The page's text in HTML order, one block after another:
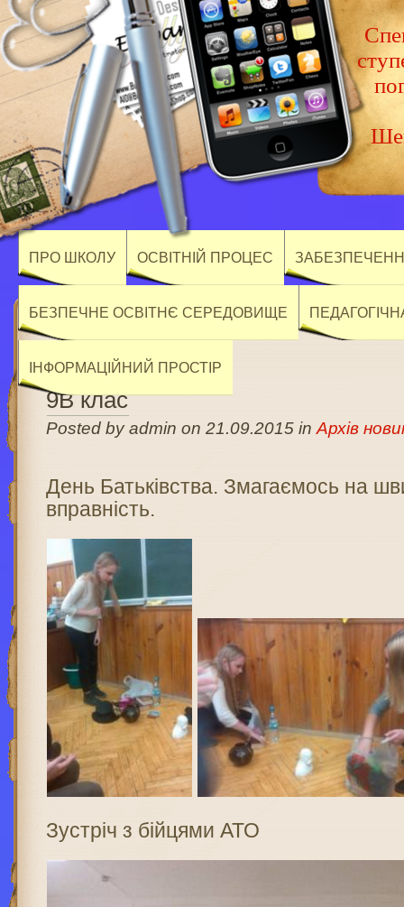
ПРО ШКОЛУ ОСВІТНІЙ ПРОЦЕС
БЕЗПЕЧНЕ ОСВІТНЄ СЕРЕДОВИЩЕ
ІНФОРМАЦІЙНИЙ ПРОСТІР
9В клас
Posted by admin on 21.09.2015 inАрхів
День Батьківства. Змагаємось на
вправність.
Зустріч з бійцями АТО